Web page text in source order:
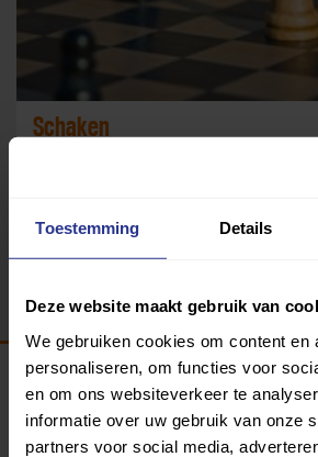
Toestemming Details
Deze website maakt gebruik van
We gebruiken cookies om content en
personaliseren, om functies voor
en om ons websiteverkeer te
informatie over uw gebruik van onze
partners voor social media,
Schaken
Programma van: